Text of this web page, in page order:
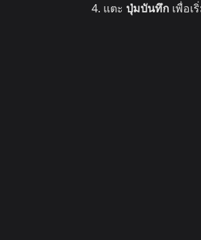
แตะ ปุ่มบันทึก เพื่อ